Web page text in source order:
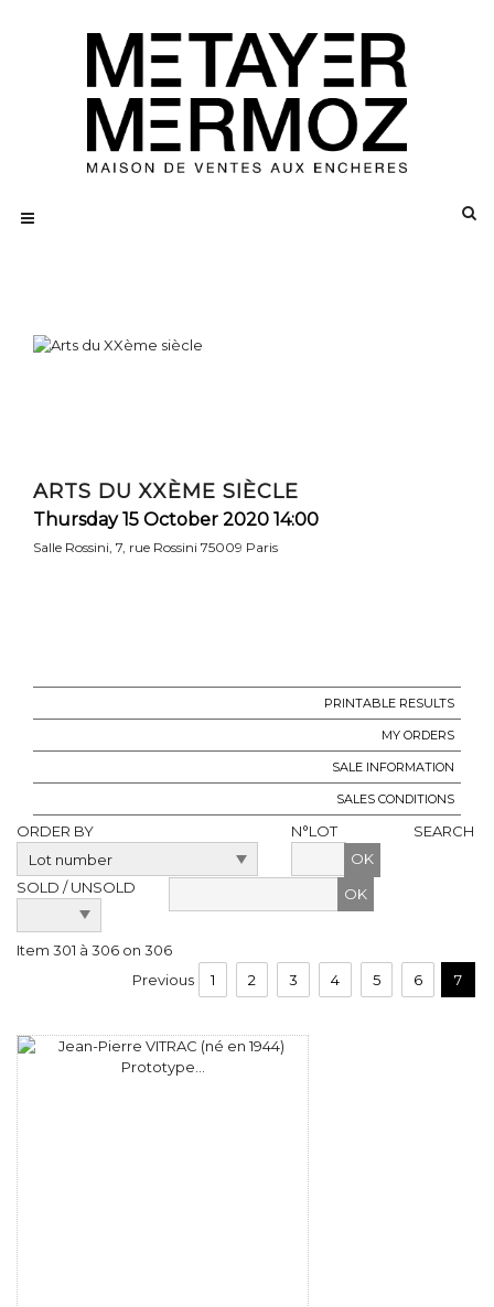
ARTS DU XXÈME SIÈCLE
Thursday 15 October 2020 14:00
Salle Rossini, 7, rue Rossini 75009 Paris
PRINTABLE RESULTS
MY ORDERS
SALE INFORMATION
SALES CONDITIONS
ORDER BY
N°LOT
OK
SOLD / UNSOLD
SEARCH
Item 301 à 306 on 306
Previous
1 2 3 4 5 6 7